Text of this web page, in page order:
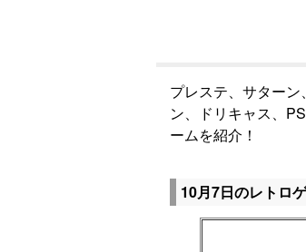
プレステ、サター
ン、ドリキャス、
ームを紹介！
10月7日のレトロ